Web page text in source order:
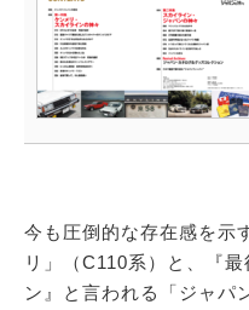
今も圧倒的な存在感を示
リ」（C110系）と、『
ン』と言われる「ジャパ